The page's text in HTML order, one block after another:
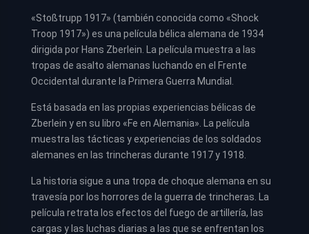
«Stoßtrupp 1917» (también conocida como «Shock
Troop 1917») es una película bélica alemana de 1934
dirigida por Hans Zberlein. La película muestra a las
tropas de asalto alemanas luchando en el Frente
Occidental durante la Primera Guerra Mundial.
Está basada en las propias experiencias bélicas de
Zberlein y en su libro «Fe en Alemania». La película
muestra las tácticas y experiencias de los soldados
alemanes en las trincheras durante 1917 y 1918.
La historia sigue a una tropa de choque alemana en su
travesía por los horrores de la guerra de trincheras. La
película retrata los efectos del fuego de artillería, las
cargas y las luchas diarias a las que se enfrentan los